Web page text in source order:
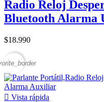
Radio Reloj
Bluetooth Alarma
$18.990
 Vista rápida